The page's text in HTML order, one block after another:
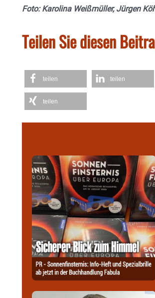
Foto: Karolina Weißmüller, Jürgen
Teilen Sie diesen
teilen teilen
teilen